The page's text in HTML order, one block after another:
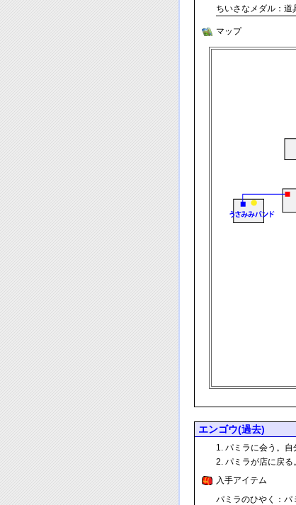
ちいさなメダル：道
マップ
エンゴウ(過去)
パミラに会う。自
パミラが店に戻る
入手アイテム
パミラのひやく：パ